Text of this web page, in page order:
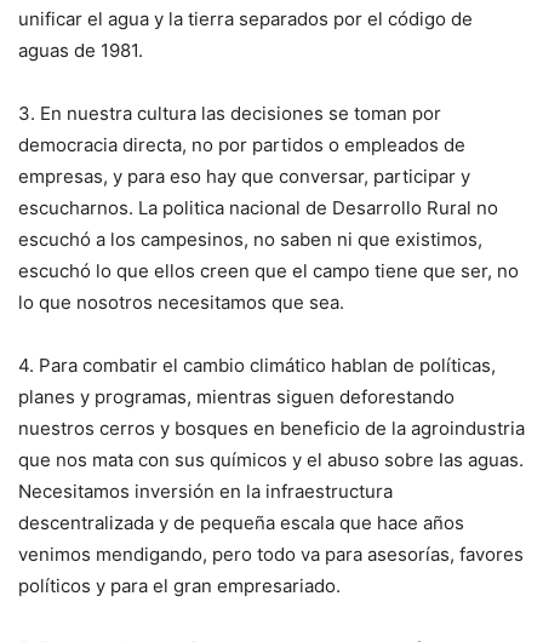
unificar el agua y la tierra separados por el código de
aguas de 1981.
3. En nuestra cultura las decisiones se toman por
democracia directa, no por partidos o empleados de
empresas, y para eso hay que conversar, participar y
escucharnos. La politica nacional de Desarrollo Rural no
escuchó a los campesinos, no saben ni que existimos,
escuchó lo que ellos creen que el campo tiene que ser, no
lo que nosotros necesitamos que sea.
4. Para combatir el cambio climático hablan de políticas,
planes y programas, mientras siguen deforestando
nuestros cerros y bosques en beneficio de la agroindustria
que nos mata con sus químicos y el abuso sobre las aguas.
Necesitamos inversión en la infraestructura
descentralizada y de pequeña escala que hace años
venimos mendigando, pero todo va para asesorías, favores
políticos y para el gran empresariado.